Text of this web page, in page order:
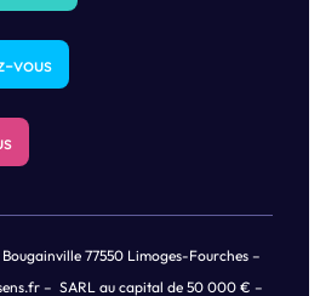
vous
Bougainville 77550 Limoges-Fourches –
– SARL au capital de 50 000 € –